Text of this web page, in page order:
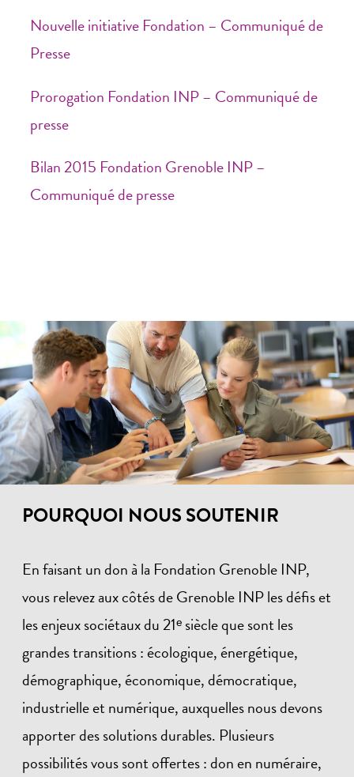
Nouvelle initiative Fondation – Communiqué de
Presse
Prorogation Fondation INP – Communiqué de
presse
Bilan 2015 Fondation Grenoble INP –
Communiqué de presse
POURQUOI NOUS SOUTENIR
En faisant un don à la Fondation Grenoble INP,
vous relevez aux côtés de Grenoble INP les défis et
les enjeux sociétaux du 21ᵉ siècle que sont les
grandes transitions : écologique, énergétique,
démographique, économique, démocratique,
industrielle et numérique, auxquelles nous devons
apporter des solutions durables. Plusieurs
possibilités vous sont offertes : don en numéraire,